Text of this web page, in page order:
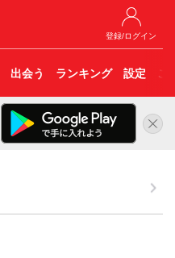
登録/ログイン
出会う ランキング 設定 こ